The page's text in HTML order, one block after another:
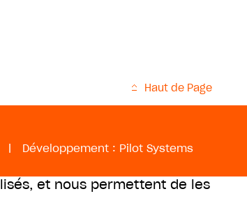
Haut de Page
| Développement : Pilot Systems
et nous permettent de les